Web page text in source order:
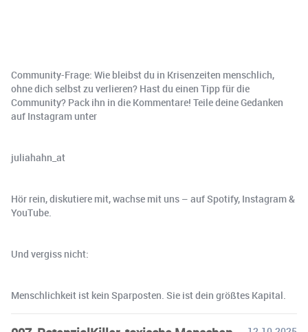
Community-Frage: Wie bleibst du in Krisenzeiten menschlich,
ohne dich selbst zu verlieren? Hast du einen Tipp für die
Community? Pack ihn in die Kommentare! Teile deine Gedanken
auf Instagram unter
juliahahn_at
Hör rein, diskutiere mit, wachse mit uns – auf Spotify, Instagram &
YouTube.
Und vergiss nicht:
Menschlichkeit ist kein Sparposten. Sie ist dein größtes Kapital.